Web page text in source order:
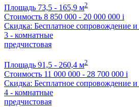
Площадь 73,5 - 165,9 м2
Стоимость 8 850 000 - 20 000 000 i
Скидка: Бесплатное сопровождение
3 - комнатные
предчистовая
Площадь 91,5 - 260,4 м2
Стоимость 11 000 000 - 28 700 000 i
Скидка: Бесплатное сопровождение
4 - комнатные
предчистовая